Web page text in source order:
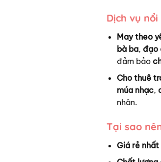
Dịch vụ
May theo
bà ba, đạo
đảm bảo
Cho thuê
múa nhạc,
nhân.
Tại sao
Giá rẻ nhất